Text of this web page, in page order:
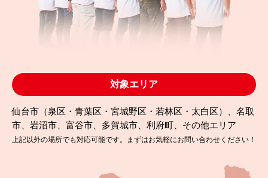
対象エリア
仙台市（泉区・青葉区・宮城野区・若林区・太白区）、名取
市、岩沼市、富谷市、多賀城市、利府町、その他エリア
上記以外の場所でも対応可能です。まずはお気軽にお問い合わせください！